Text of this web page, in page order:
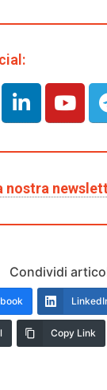
nostra
Condividi
Copy Link